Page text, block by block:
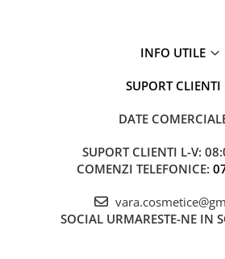
INFO UTILE
SUPORT CLIENTI
DATE
SUPORT CLIENTI L-V:
COMENZI TELEFONICE:
SOCIAL URMARESTE-NE IN